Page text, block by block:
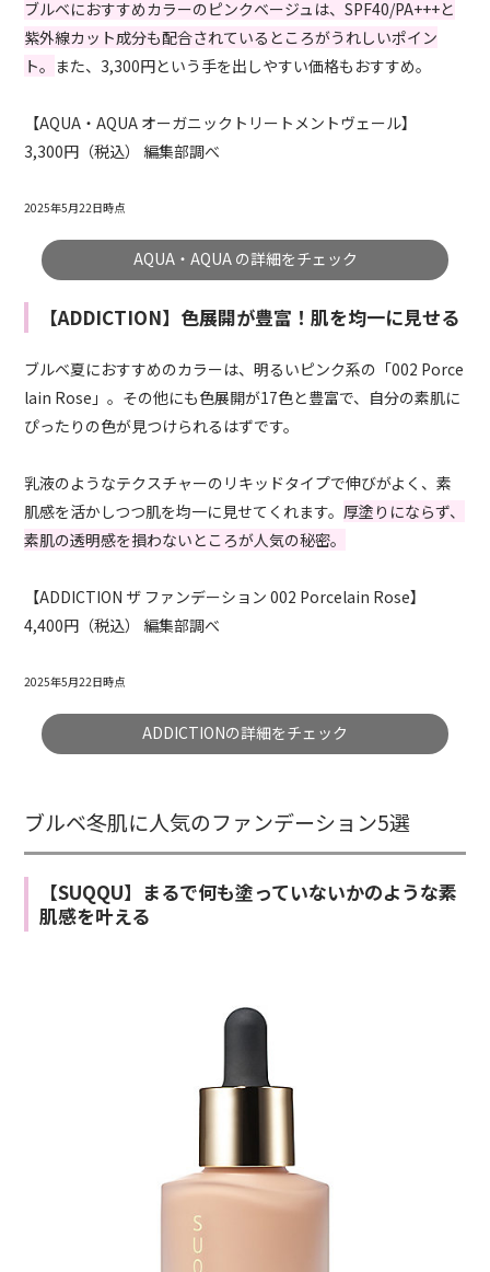
ブルベにおすすめカラーのピンクベージュは、SPF40/PA+++と
紫外線カット成分も配合されているところがうれしいポイン
ト。 また、3,300円という手を出しやすい価格もおすすめ。
【AQUA・AQUA オーガニックトリートメントヴェール】
3,300円（税込） 編集部調べ
2025年5月22日時点
AQUA・AQUA の詳細をチェック
【ADDICTION】色展開が豊富！肌を均一に見せる
ブルベ夏におすすめのカラーは、明るいピンク系の「002 Porce
lain Rose」。その他にも色展開が17色と豊富で、自分の素肌に
ぴったりの色が見つけられるはずです。
乳液のようなテクスチャーのリキッドタイプで伸びがよく、素
肌感を活かしつつ肌を均一に見せてくれます。 厚塗りにならず、
素肌の透明感を損わないところが人気の秘密。
【ADDICTION ザ ファンデーション 002 Porcelain Rose】
4,400円（税込） 編集部調べ
2025年5月22日時点
ADDICTIONの詳細をチェック
ブルベ冬肌に人気のファンデーション5選
【SUQQU】まるで何も塗っていないかのような素
肌感を叶える